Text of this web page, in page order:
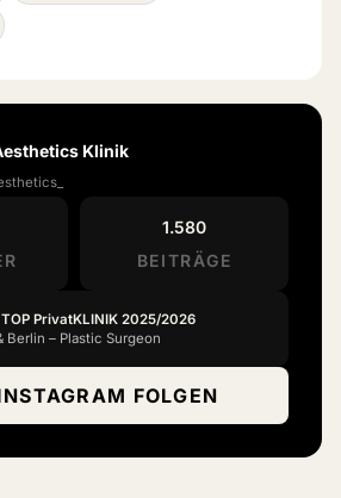
Klinik
1.580
BEITRÄGE
PrivatKLINIK 2025/2026
Berlin – Plastic Surgeon
FOLGEN